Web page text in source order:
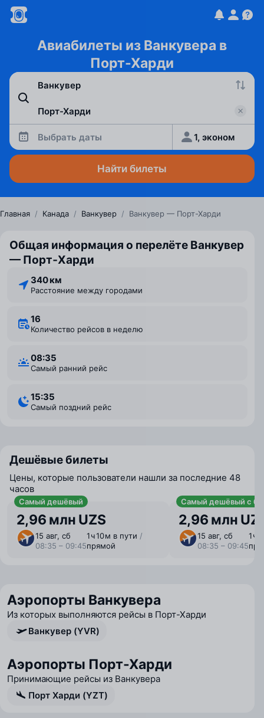
Авиабилеты из Ванкувера в
Порт-Харди
Выбрать даты 1, эконом
Найти билеты
Главная / Канада / Ванкувер / Ванкувер — Порт-Харди
Общая информация о перелёте Ванкувер
— Порт‑Харди
340 км
Расстояние между городами
16
Количество рейсов в неделю
08:35
Самый ранний рейс
15:35
Самый поздний рейс
Дешёвые билеты
Цены, которые пользователи нашли за последние 48
часов
Самый дешёвый
2,96 млн UZS
15 авг, сб
08:35 – 09:45
1 ⁠ч 10 ⁠м в пути /
прямой
Самый дешёвый с
2,96 млн
15 авг, сб
08:35 – 09:45
1 ⁠ч
Аэропорты Ванкувера
Из которых выполняются рейсы в Порт-Харди
Ванкувер (YVR)
Аэропорты Порт-Харди
Принимающие рейсы из Ванкувера
Порт Харди (YZT)